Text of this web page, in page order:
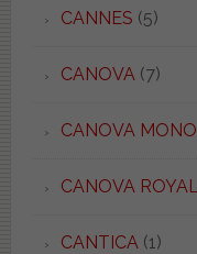
CANNES (5)
CANOVA (7)
CANOVA MONO
CANOVA ROYAL
CANTICA (1)